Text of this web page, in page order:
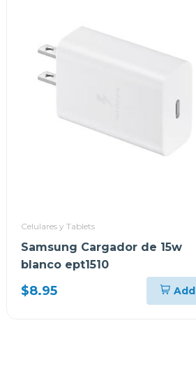
Celulares y Tablets
Samsung Cargador de 15w
blanco ept1510
$8.95 Add